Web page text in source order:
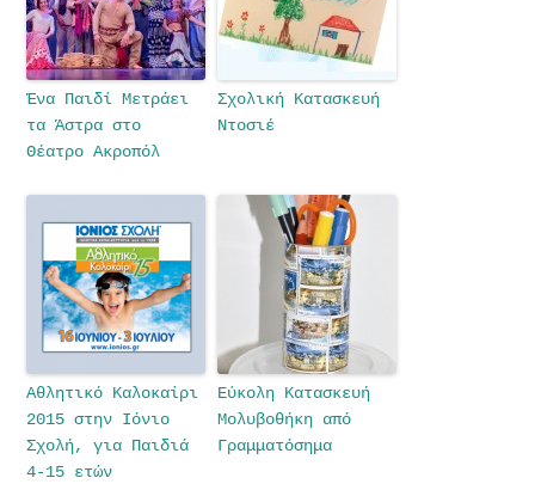
Ένα Παιδί Μετράει
τα Άστρα στο
Θέατρο Ακροπόλ
Σχολική Κατασκευή
Ντοσιέ
Αθλητικό Καλοκαίρι
2015 στην Ιόνιο
Σχολή, για Παιδιά
4-15 ετών
Εύκολη Κατασκευή
Μολυβοθήκη από
Γραμματόσημα